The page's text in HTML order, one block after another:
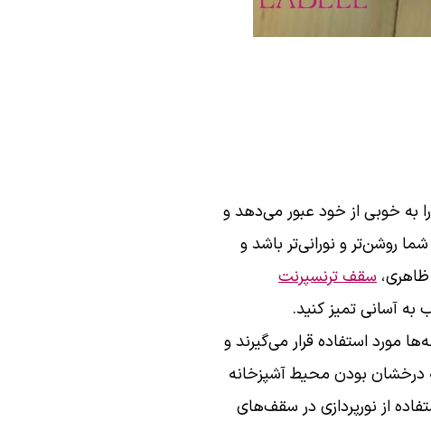
به خوبی از خود عبور می‌دهد و
روشن‌تر و نورانی‌تر باشد و
سقف ترنسپرنت
آسانی تمیز کنید.
مورد استفاده قرار می‌گیرند و
درخشان بودن محیط آشپزخانه
از نورپردازی در سقف‌های